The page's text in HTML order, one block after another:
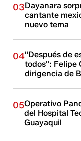
03Dayanara
cantante
nuevo tema
04"Después de
todos": Felipe
dirigencia de
05Operativo
del Hospital
Guayaquil